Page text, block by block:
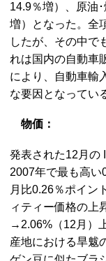
14.9％増）、原油
増）となった。全
したが、その中で
れは国内の自動車
により、自動車輸
な要因となってい
物価：
発表された12月の
2007年で最も高い
月比0.26％ポイン
ィティー価格の上
→2.06%（12月）
産地における旱魃